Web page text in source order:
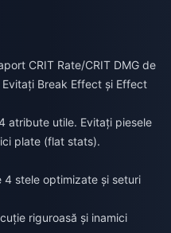
CRIT Rate/CRIT DMG de
Break Effect și Effect
atribute utile. Evitați piesele
plate (flat stats).
stele optimizate și seturi
riguroasă și inamici